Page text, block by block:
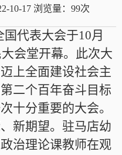
10-17 浏览量： 99次
代表大会于10月
会堂开幕。此次大
上全面建设社会主
二个百年奋斗目标
十分重要的大会。
新期望。驻马店幼
治理论课教师在观